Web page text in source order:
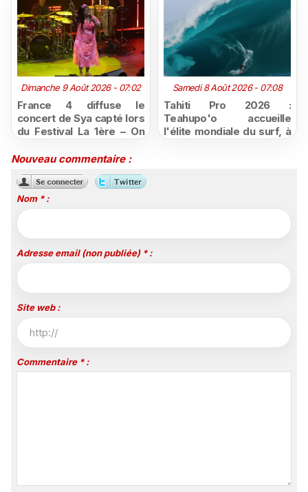
Dimanche 9 Août 2026 - 07:02
France 4 diffuse le
concert de Sya capté lors
du Festival La 1ère – On
Samedi 8 Août 2026 - 07:08
Tahiti Pro 2026 :
Teahupo'o accueille
l'élite mondiale du surf, à
Nouveau commentaire :
Nom * :
Adresse email (non publiée) * :
Site web :
Commentaire * :